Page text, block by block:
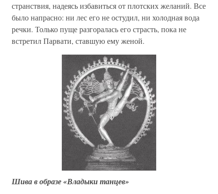
странствия, надеясь избавиться от плотских желаний. Все
было напрасно: ни лес его не остудил, ни холодная вода
речки. Только пуще разгоралась его страсть, пока не
встретил Парвати, ставшую ему женой.
Шива в образе «Владыки танцев»